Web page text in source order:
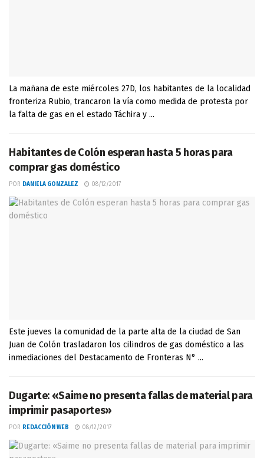
La mañana de este miércoles 27D, los habitantes de la localidad
fronteriza Rubio, trancaron la vía como medida de protesta por
la falta de gas en el estado Táchira y ...
Habitantes de Colón esperan hasta 5 horas para
comprar gas doméstico
POR DANIELA GONZALEZ 08/12/2017
Este jueves la comunidad de la parte alta de la ciudad de San
Juan de Colón trasladaron los cilindros de gas doméstico a las
inmediaciones del Destacamento de Fronteras N° ...
Dugarte: «Saime no presenta fallas de material para
imprimir pasaportes»
POR REDACCIÓN WEB 08/12/2017